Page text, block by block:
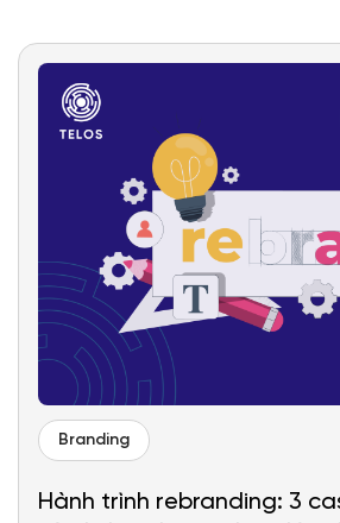
Branding
Hành trình rebranding: 3